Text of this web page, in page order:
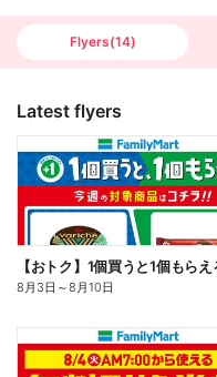
Flyers(14)
Latest flyers
8月3日 ～8月10日